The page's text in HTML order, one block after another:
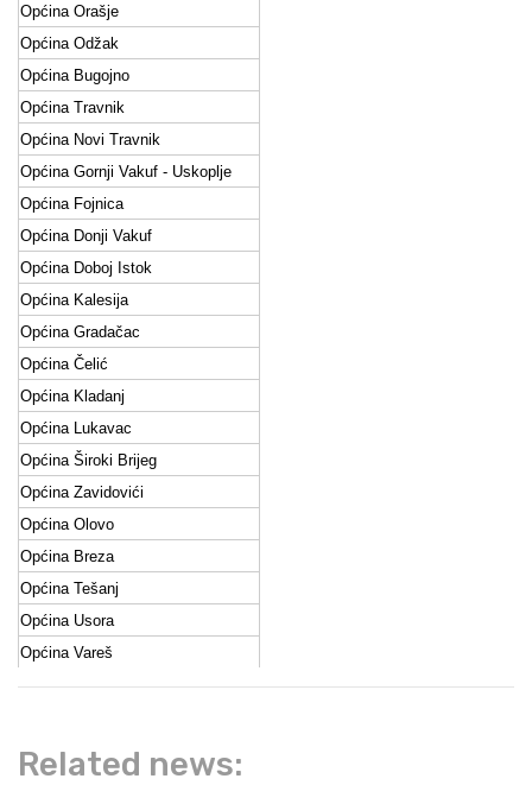
Općina Orašje
Općina Odžak
Općina Bugojno
Općina Travnik
Općina Novi Travnik
Općina Gornji Vakuf - Uskoplje
Općina Fojnica
Općina Donji Vakuf
Općina Doboj Istok
Općina Kalesija
Općina Gradačac
Općina Čelić
Općina Kladanj
Općina Lukavac
Općina Široki Brijeg
Općina Zavidovići
Općina Olovo
Općina Breza
Općina Tešanj
Općina Usora
Općina Vareš
Related news: